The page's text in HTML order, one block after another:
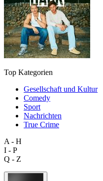
Top Kategorien
Gesellschaft und Kultur
Comedy
Sport
Nachrichten
True Crime
A - H
I - P
Q - Z